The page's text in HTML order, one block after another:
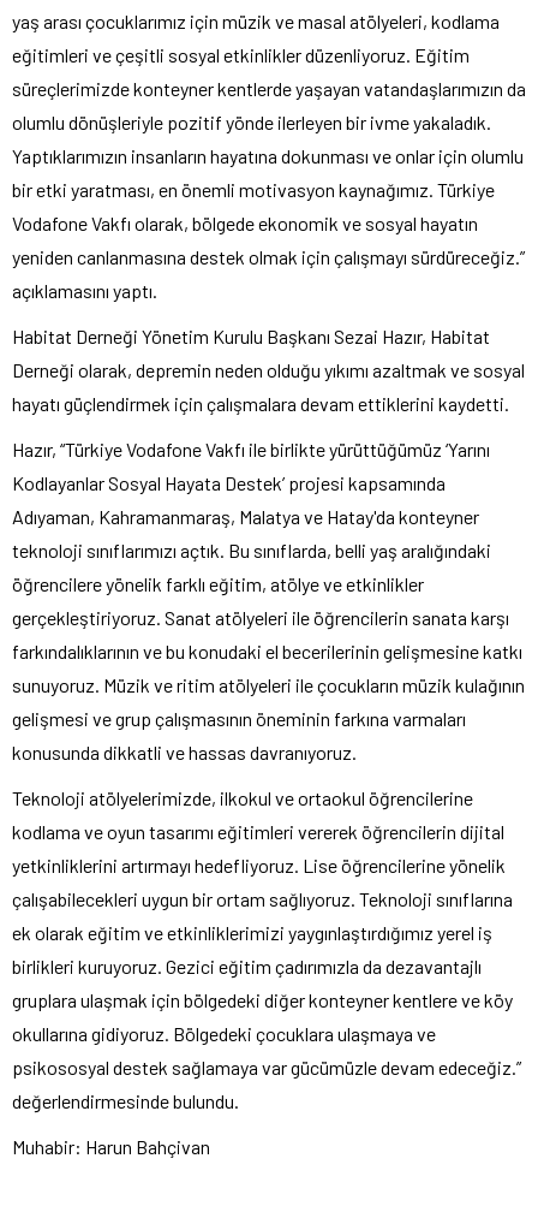
yaş arası çocuklarımız için müzik ve masal atölyeleri, kodlama
eğitimleri ve çeşitli sosyal etkinlikler düzenliyoruz. Eğitim
süreçlerimizde konteyner kentlerde yaşayan vatandaşlarımızın da
olumlu dönüşleriyle pozitif yönde ilerleyen bir ivme yakaladık.
Yaptıklarımızın insanların hayatına dokunması ve onlar için olumlu
bir etki yaratması, en önemli motivasyon kaynağımız. Türkiye
Vodafone Vakfı olarak, bölgede ekonomik ve sosyal hayatın
yeniden canlanmasına destek olmak için çalışmayı sürdüreceğiz.”
açıklamasını yaptı.
Habitat Derneği Yönetim Kurulu Başkanı Sezai Hazır, Habitat
Derneği olarak, depremin neden olduğu yıkımı azaltmak ve sosyal
hayatı güçlendirmek için çalışmalara devam ettiklerini kaydetti.
Hazır, “Türkiye Vodafone Vakfı ile birlikte yürüttüğümüz ‘Yarını
Kodlayanlar Sosyal Hayata Destek’ projesi kapsamında
Adıyaman, Kahramanmaraş, Malatya ve Hatay'da konteyner
teknoloji sınıflarımızı açtık. Bu sınıflarda, belli yaş aralığındaki
öğrencilere yönelik farklı eğitim, atölye ve etkinlikler
gerçekleştiriyoruz. Sanat atölyeleri ile öğrencilerin sanata karşı
farkındalıklarının ve bu konudaki el becerilerinin gelişmesine katkı
sunuyoruz. Müzik ve ritim atölyeleri ile çocukların müzik kulağının
gelişmesi ve grup çalışmasının öneminin farkına varmaları
konusunda dikkatli ve hassas davranıyoruz.
Teknoloji atölyelerimizde, ilkokul ve ortaokul öğrencilerine
kodlama ve oyun tasarımı eğitimleri vererek öğrencilerin dijital
yetkinliklerini artırmayı hedefliyoruz. Lise öğrencilerine yönelik
çalışabilecekleri uygun bir ortam sağlıyoruz. Teknoloji sınıflarına
ek olarak eğitim ve etkinliklerimizi yaygınlaştırdığımız yerel iş
birlikleri kuruyoruz. Gezici eğitim çadırımızla da dezavantajlı
gruplara ulaşmak için bölgedeki diğer konteyner kentlere ve köy
okullarına gidiyoruz. Bölgedeki çocuklara ulaşmaya ve
psikososyal destek sağlamaya var gücümüzle devam edeceğiz.”
değerlendirmesinde bulundu.
Muhabir: Harun Bahçivan